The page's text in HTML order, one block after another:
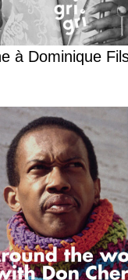
à Dominique